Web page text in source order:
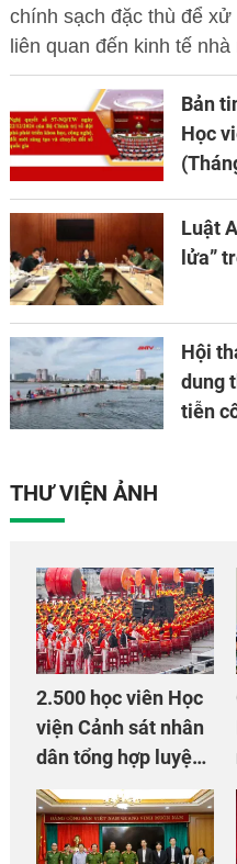
chính sạch đặc thù để
liên quan đến kinh tế
và ứng dụng khoa học
tạo và chuyển đổi số.Bản
Học
Luật
lửa”
Hội
dung
tiễn
THƯ VIỆN ẢNH
2.500 học viên Học
viện Cảnh sát nhân
dân tổng hợp luyện
màn Trống hội chào
mừng Đại hội Đảng